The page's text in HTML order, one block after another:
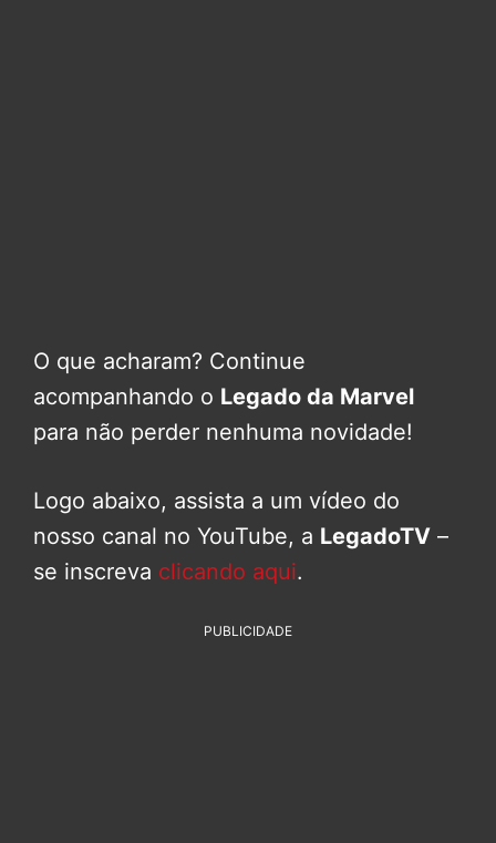
O que acharam? Continue
acompanhando o Legado da Marvel
para não perder nenhuma novidade!
Logo abaixo, assista a um vídeo do
nosso canal no YouTube, a LegadoTV –
se inscreva clicando aqui.
PUBLICIDADE